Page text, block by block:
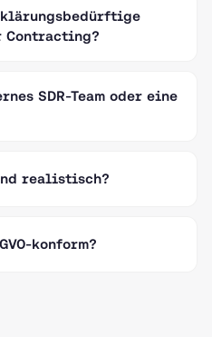
Contracting?
SDR-Team oder eine
realistisch?
konform?